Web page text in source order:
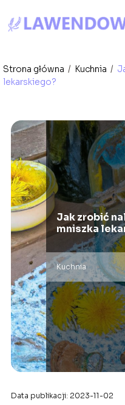
Strona główna / Kuchnia /
lekarskiego?
Jak zrobić
mniszka
Kuchnia
Data publikacji: 2023-11-02